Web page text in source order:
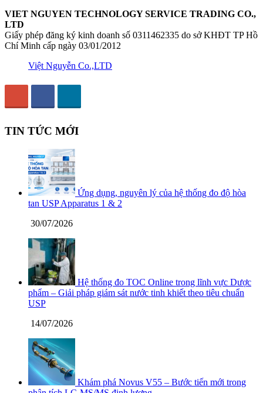
VIET NGUYEN TECHNOLOGY SERVICE TRADING CO.,
LTD
Giấy phép đăng ký kinh doanh số 0311462335 do sở KHĐT TP Hồ
Chí Minh cấp ngày 03/01/2012
Việt Nguyễn Co.,LTD
TIN TỨC MỚI
Ứng dụng, nguyên lý của hệ thống đo độ hòa
tan USP Apparatus 1 & 2
30/07/2026
Hệ thống đo TOC Online trong lĩnh vực Dược
phẩm – Giải pháp giám sát nước tinh khiết theo tiêu chuẩn
USP
14/07/2026
Khám phá Novus V55 – Bước tiến mới trong